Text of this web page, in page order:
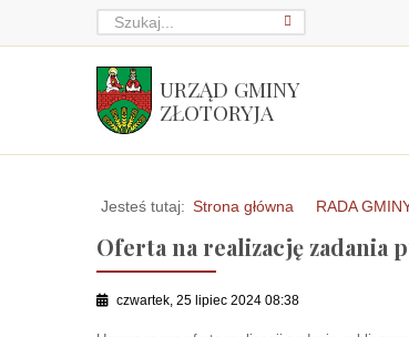
URZĄD GMINY
ZŁOTORYJA
Jesteś tutaj: Strona główna RADA
Oferta na realizację zadania
czwartek, 25 lipiec 2024 08:38